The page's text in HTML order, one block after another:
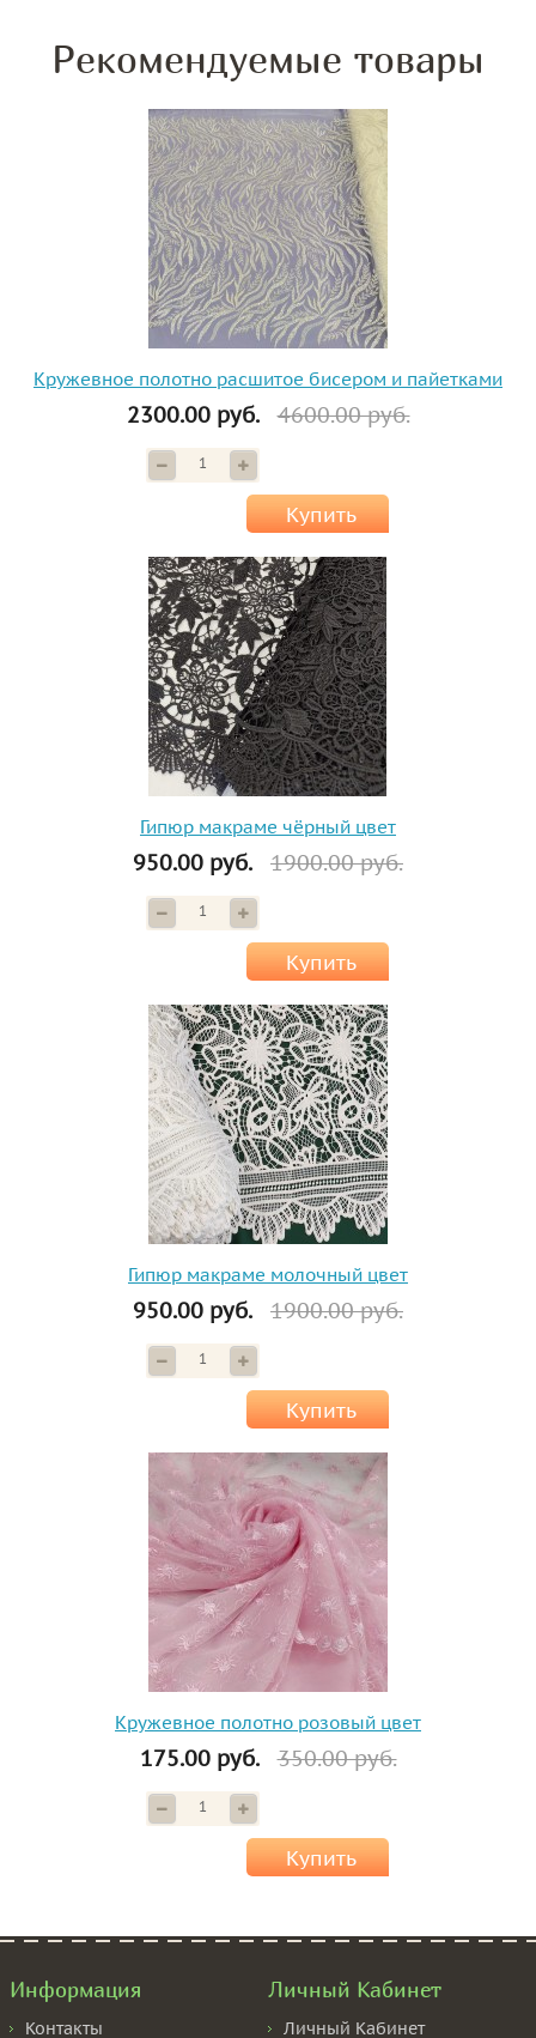
Рекомендуемые товары
Кружевное полотно расшитое бисером и пайетками
2300.00 руб. 4600.00 руб.
Купить
Гипюр макраме чёрный цвет
950.00 руб. 1900.00 руб.
Купить
Гипюр макраме молочный цвет
950.00 руб. 1900.00 руб.
Купить
Кружевное полотно розовый цвет
175.00 руб. 350.00 руб.
Купить
Информация
Контакты
Личный Кабинет
Личный Кабинет